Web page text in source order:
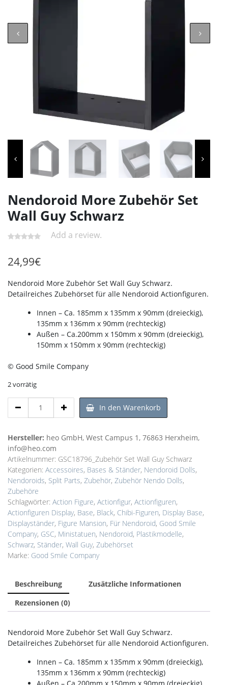
Nendoroid More Zubehör Set
Wall Guy Schwarz
Add a review.
24,99€
Nendoroid More Zubehör Set Wall Guy Schwarz.
Detailreiches Zubehörset für alle Nendoroid Actionfiguren.
Innen – Ca. 185mm x 135mm x 90mm (dreieckig),
135mm x 136mm x 90mm (rechteckig)
Außen – Ca.200mm x 150mm x 90mm (dreieckig),
150mm x 150mm x 90mm (rechteckig)
© Good Smile Company
2 vorrätig
More
Set
Wall
Guy
Schwarz
Menge
In den Warenkorb
Hersteller: heo GmbH, West Campus 1, 76863 Herxheim,
info@heo.com
Artikelnummer: GSC18796_Zubehör Set Wall Guy Schwarz
Kategorien: Accessoires, Bases & Ständer, Nendoroid Dolls,
Nendoroids, Split Parts, Zubehör, Zubehör Nendo Dolls,
Zubehöre
Schlagwörter: Action Figure, Actionfigur, Actionfiguren,
Actionfiguren Display, Base, Black, Chibi-Figuren, Display Base,
Displayständer, Figure Mansion, Für Nendoroid, Good Smile
Company, GSC, Ministatuen, Nendoroid, Plastikmodelle,
Schwarz, Ständer, Wall Guy, Zubehörset
Marke: Good Smile Company
Beschreibung
Zusätzliche Informationen
Rezensionen (0)
Nendoroid More Zubehör Set Wall Guy Schwarz.
Detailreiches Zubehörset für alle Nendoroid Actionfiguren.
Innen – Ca. 185mm x 135mm x 90mm (dreieckig),
135mm x 136mm x 90mm (rechteckig)
Außen – Ca.200mm x 150mm x 90mm (dreieckig),